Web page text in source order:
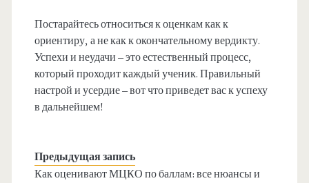
Постарайтесь относиться к оценкам как к
ориентиру, а не как к окончательному вердикту.
Успехи и неудачи – это естественный процесс,
который проходит каждый ученик. Правильный
настрой и усердие – вот что приведет вас к успеху
в дальнейшем!
Предыдущая запись
Как оценивают МЦКО по баллам: все нюансы и